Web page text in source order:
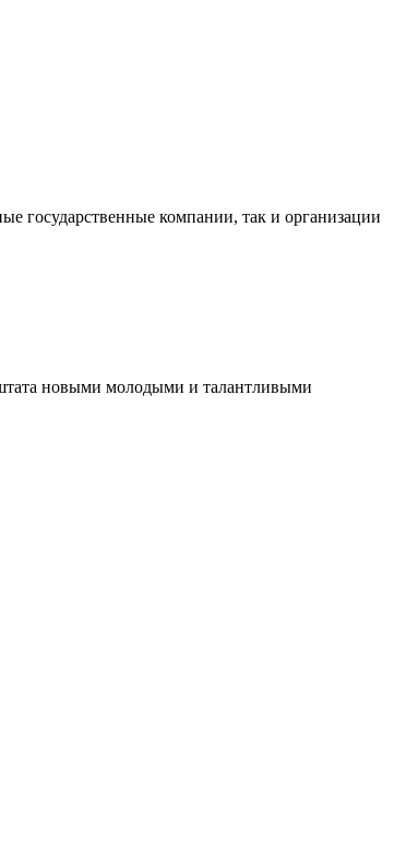
государственные компании, так и организации
штата новыми молодыми и талантливыми